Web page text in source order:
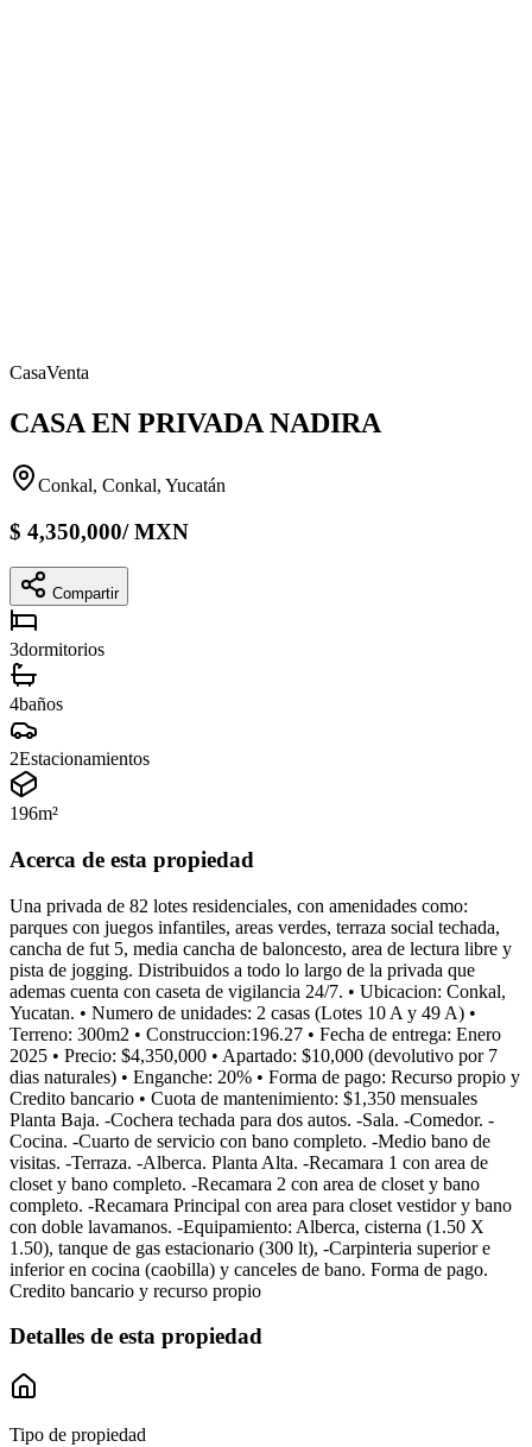
CasaVenta
CASA EN PRIVADA NADIRA
Conkal, Conkal, Yucatán
$ 4,350,000/MXN
Compartir
3dormitorios
4baños
2Estacionamientos
196m²
Acerca de esta propiedad
Una privada de 82 lotes residenciales, con amenidades como:
parques con juegos infantiles, areas verdes, terraza social techada,
cancha de fut 5, media cancha de baloncesto, area de lectura libre y
pista de jogging. Distribuidos a todo lo largo de la privada que
ademas cuenta con caseta de vigilancia 24/7. • Ubicacion: Conkal,
Yucatan. • Numero de unidades: 2 casas (Lotes 10 A y 49 A) •
Terreno: 300m2 • Construccion:196.27 • Fecha de entrega: Enero
2025 • Precio: $4,350,000 • Apartado: $10,000 (devolutivo por 7
dias naturales) • Enganche: 20% • Forma de pago: Recurso propio y
Credito bancario • Cuota de mantenimiento: $1,350 mensuales
Planta Baja. -Cochera techada para dos autos. -Sala. -Comedor. -
Cocina. -Cuarto de servicio con bano completo. -Medio bano de
visitas. -Terraza. -Alberca. Planta Alta. -Recamara 1 con area de
closet y bano completo. -Recamara 2 con area de closet y bano
completo. -Recamara Principal con area para closet vestidor y bano
con doble lavamanos. -Equipamiento: Alberca, cisterna (1.50 X
1.50), tanque de gas estacionario (300 lt), -Carpinteria superior e
inferior en cocina (caobilla) y canceles de bano. Forma de pago.
Credito bancario y recurso propio
Detalles de esta propiedad
Tipo de propiedad